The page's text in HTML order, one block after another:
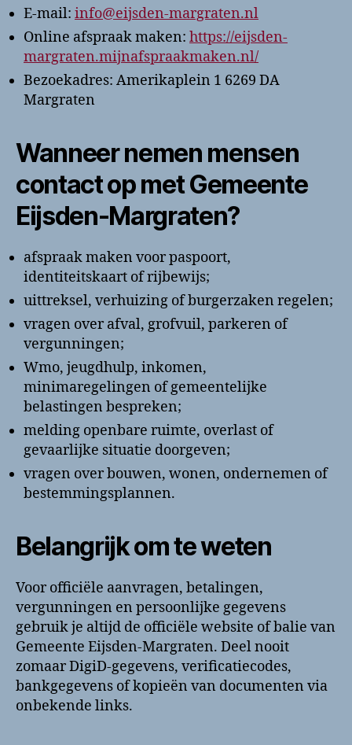
E-mail: info@eijsden-margraten.nl
Online afspraak maken: https://eijsden-
margraten.mijnafspraakmaken.nl/
Bezoekadres: Amerikaplein 1 6269 DA
Margraten
Wanneer nemen mensen
contact op met Gemeente
Eijsden-Margraten?
afspraak maken voor paspoort,
identiteitskaart of rijbewijs;
uittreksel, verhuizing of burgerzaken regelen;
vragen over afval, grofvuil, parkeren of
vergunningen;
Wmo, jeugdhulp, inkomen,
minimaregelingen of gemeentelijke
belastingen bespreken;
melding openbare ruimte, overlast of
gevaarlijke situatie doorgeven;
vragen over bouwen, wonen, ondernemen of
bestemmingsplannen.
Belangrijk om te weten
Voor officiële aanvragen, betalingen,
vergunningen en persoonlijke gegevens
gebruik je altijd de officiële website of balie van
Gemeente Eijsden-Margraten. Deel nooit
zomaar DigiD-gegevens, verificatiecodes,
bankgegevens of kopieën van documenten via
onbekende links.